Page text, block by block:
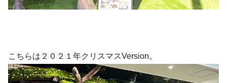
こちらは２０２１年クリスマスVersion。